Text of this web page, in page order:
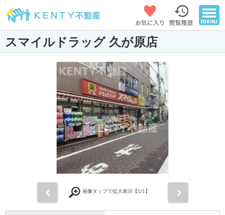
スマイルドラッグ 久が原店
画像タップで拡大表示【1/1】